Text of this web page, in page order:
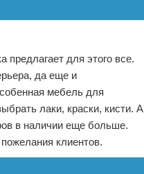
для этого все.
да еще и
мебель для
лаки, краски, кисти. А
в наличии еще больше.
клиентов.